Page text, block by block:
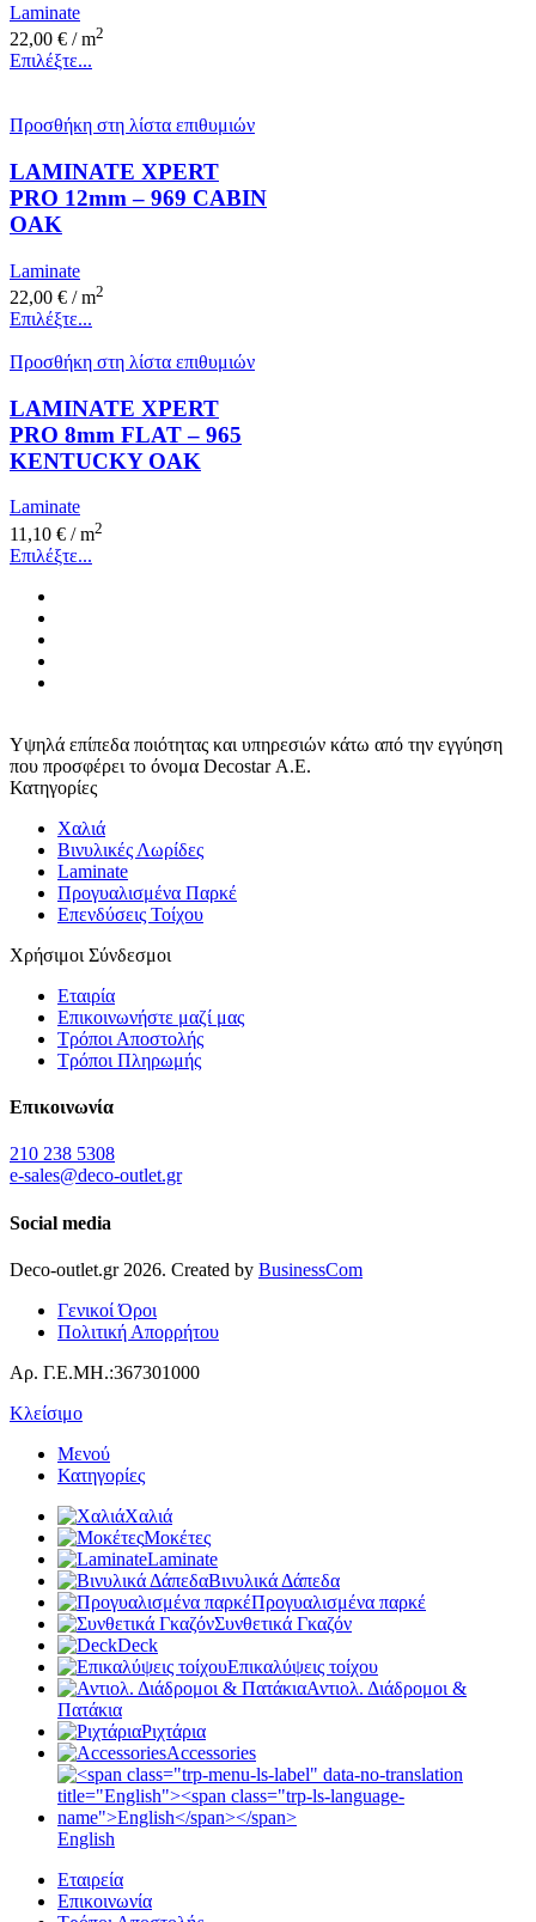
Laminate
22,00 € / m2
Επιλέξτε...
Προσθήκη στη λίστα επιθυμιών
LAMINATE XPERT
PRO 12mm – 969 CABIN
OAK
Laminate
22,00 € / m2
Επιλέξτε...
Προσθήκη στη λίστα επιθυμιών
LAMINATE XPERT
PRO 8mm FLAT – 965
KENTUCKY OAK
Laminate
11,10 € / m2
Επιλέξτε...
Υψηλά επίπεδα ποιότητας και υπηρεσιών κάτω από την εγγύηση
που προσφέρει το όνομα Decostar Α.Ε.
Κατηγορίες
Χαλιά
Βινυλικές Λωρίδες
Laminate
Προγυαλισμένα Παρκέ
Επενδύσεις Τοίχου
Χρήσιμοι Σύνδεσμοι
Εταιρία
Επικοινωνήστε μαζί μας
Τρόποι Αποστολής
Τρόποι Πληρωμής
Επικοινωνία
210 238 5308
e-sales@deco-outlet.gr
Social media
Deco-outlet.gr 2026. Created by BusinessCom
Γενικοί Όροι
Πολιτική Απορρήτου
Αρ. Γ.Ε.ΜΗ.:367301000
Κλείσιμο
Μενού
Κατηγορίες
Χαλιά
Μοκέτες
Laminate
Βινυλικά Δάπεδα
Προγυαλισμένα παρκέ
Συνθετικά Γκαζόν
Deck
Επικαλύψεις τοίχου
Αντιολ. Διάδρομοι &
Πατάκια
Ριχτάρια
Accessories
English
Εταιρεία
Επικοινωνία